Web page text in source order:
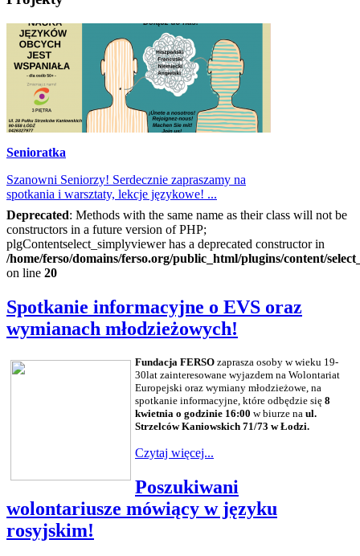
Senioratka
Szanowni Seniorzy! Serdecznie zapraszamy na
spotkania i warsztaty, lekcje językowe! ...
Deprecated: Methods with the same name as their class will not be
constructors in a future version of PHP;
plgContentselect_simplyviewer has a deprecated constructor in
/home/ferso/domains/ferso.org/public_html/plugins/content/
on line 20
Spotkanie informacyjne o EVS oraz
wymianach młodzieżowych!
Fundacja FERSO zaprasza osoby w wieku 19-
30lat zainteresowane wyjazdem na Wolontariat
Europejski oraz wymiany młodzieżowe, na
spotkanie informacyjne, które odbędzie się 8
kwietnia o godzinie 16:00 w biurze na ul.
Strzelców Kaniowskich 71/73 w Łodzi.
Czytaj więcej...
Poszukiwani
wolontariusze mówiący w języku
rosyjskim!